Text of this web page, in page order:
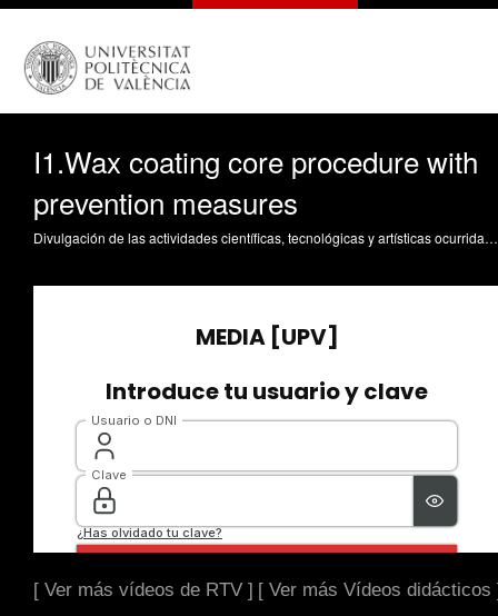
I1.Wax coating core procedure with
prevention measures
Divulgación de las actividades científicas, tecnológicas y artísticas ocurridas en los tres campus de la UPV
[ Ver más vídeos de RTV ] [ Ver más Vídeos didácticos